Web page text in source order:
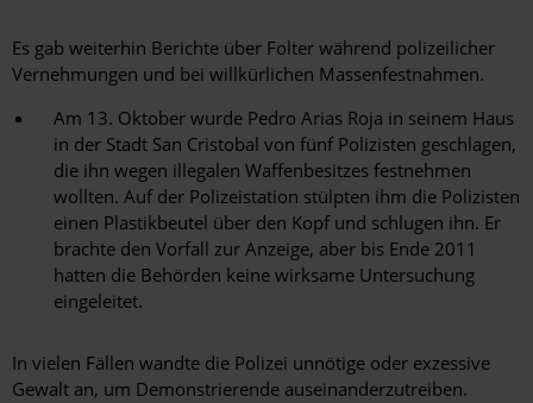
Es gab weiterhin Berichte über Folter während polizeilicher
Vernehmungen und bei willkürlichen Massenfestnahmen.
Am 13. Oktober wurde Pedro Arias Roja in seinem Haus
in der Stadt San Cristobal von fünf Polizisten geschlagen,
die ihn wegen illegalen Waffenbesitzes festnehmen
wollten. Auf der Polizeistation stülpten ihm die Polizisten
einen Plastikbeutel über den Kopf und schlugen ihn. Er
brachte den Vorfall zur Anzeige, aber bis Ende 2011
hatten die Behörden keine wirksame Untersuchung
eingeleitet.
In vielen Fällen wandte die Polizei unnötige oder exzessive
Gewalt an, um Demonstrierende auseinanderzutreiben.